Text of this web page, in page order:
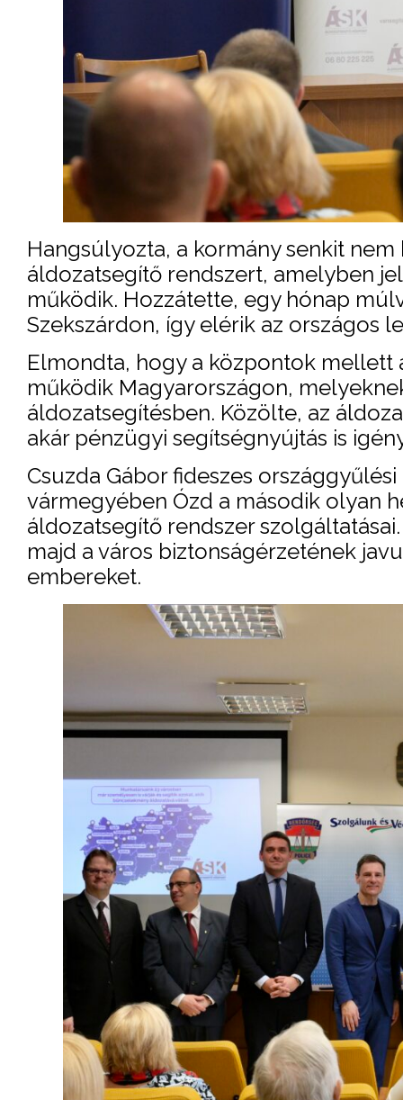
Hangsúlyozta, a kormány senkit
áldozatsegítő rendszert, amelyben
működik. Hozzátette, egy hónap
Szekszárdon, így elérik az országos
Elmondta, hogy a központok mellett
működik Magyarországon,
áldozatsegítésben. Közölte, az
akár pénzügyi segítségnyújtás is
Csuzda Gábor fideszes
vármegyében Ózd a második olyan
áldozatsegítő rendszer
majd a város biztonságérzetének
embereket.